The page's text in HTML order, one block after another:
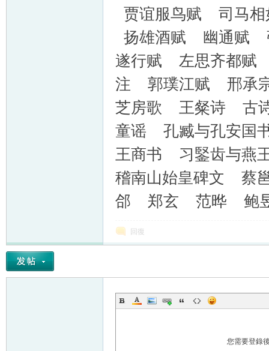
贾谊服鸟赋 司马
扬雄酒赋 幽通赋
遂行赋 左思齐都赋
注 郭璞江赋 邢承
芝房歌 王粲诗 古
童谣 孔臧与孔安国
王商书 习鋻齿与燕
稽南山始皇碑文 蔡
郃 郑玄 范晔 鲍
回復
您需要登錄